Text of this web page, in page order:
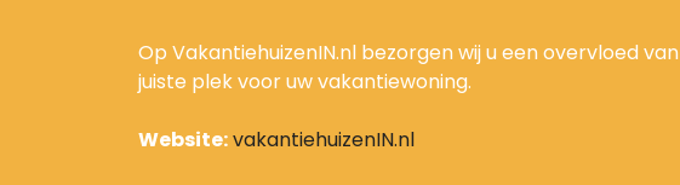
Op VakantiehuizenIN.nl bezorgen wij u een overvloed
juiste plek voor uw vakantiewoning.
Website:vakantiehuizenIN.nl